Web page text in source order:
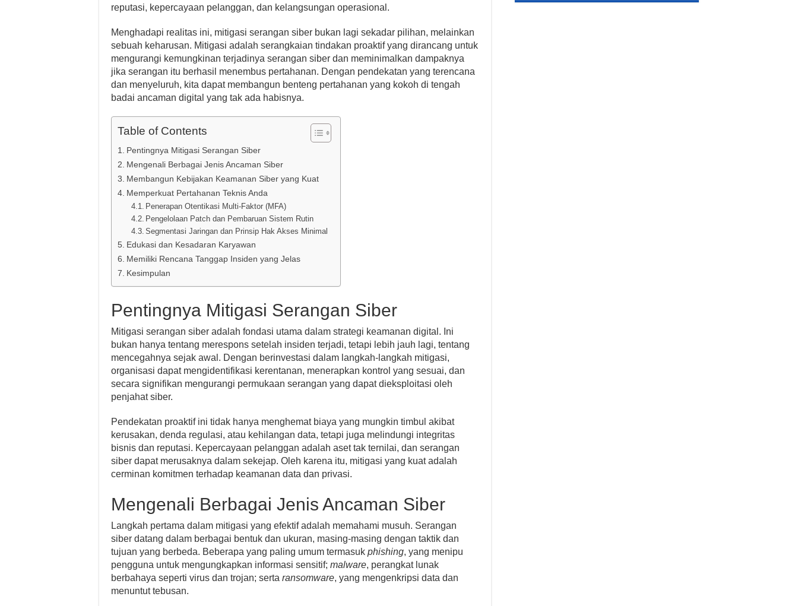
reputasi, kepercayaan pelanggan, dan kelangsungan operasional.
Menghadapi realitas ini, mitigasi serangan siber bukan lagi sekadar pilihan, melainkan
sebuah keharusan. Mitigasi adalah serangkaian tindakan proaktif yang dirancang untuk
mengurangi kemungkinan terjadinya serangan siber dan meminimalkan dampaknya
jika serangan itu berhasil menembus pertahanan. Dengan pendekatan yang terencana
dan menyeluruh, kita dapat membangun benteng pertahanan yang kokoh di tengah
badai ancaman digital yang tak ada habisnya.
Table of Contents
Pentingnya Mitigasi Serangan Siber
Mengenali Berbagai Jenis Ancaman Siber
Membangun Kebijakan Keamanan Siber yang Kuat
Memperkuat Pertahanan Teknis Anda
Penerapan Otentikasi Multi-Faktor (MFA)
Pengelolaan Patch dan Pembaruan Sistem Rutin
Segmentasi Jaringan dan Prinsip Hak Akses Minimal
Edukasi dan Kesadaran Karyawan
Memiliki Rencana Tanggap Insiden yang Jelas
Kesimpulan
Pentingnya Mitigasi Serangan Siber
Mitigasi serangan siber adalah fondasi utama dalam strategi keamanan digital. Ini
bukan hanya tentang merespons setelah insiden terjadi, tetapi lebih jauh lagi, tentang
mencegahnya sejak awal. Dengan berinvestasi dalam langkah-langkah mitigasi,
organisasi dapat mengidentifikasi kerentanan, menerapkan kontrol yang sesuai, dan
secara signifikan mengurangi permukaan serangan yang dapat dieksploitasi oleh
penjahat siber.
Pendekatan proaktif ini tidak hanya menghemat biaya yang mungkin timbul akibat
kerusakan, denda regulasi, atau kehilangan data, tetapi juga melindungi integritas
bisnis dan reputasi. Kepercayaan pelanggan adalah aset tak ternilai, dan serangan
siber dapat merusaknya dalam sekejap. Oleh karena itu, mitigasi yang kuat adalah
cerminan komitmen terhadap keamanan data dan privasi.
Mengenali Berbagai Jenis Ancaman Siber
Langkah pertama dalam mitigasi yang efektif adalah memahami musuh. Serangan
siber datang dalam berbagai bentuk dan ukuran, masing-masing dengan taktik dan
tujuan yang berbeda. Beberapa yang paling umum termasuk phishing, yang menipu
pengguna untuk mengungkapkan informasi sensitif; malware, perangkat lunak
berbahaya seperti virus dan trojan; serta ransomware, yang mengenkripsi data dan
menuntut tebusan.